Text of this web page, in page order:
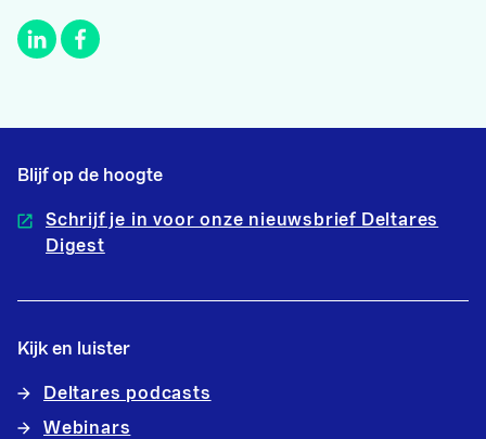
Blijf op de hoogte
Schrijf je in voor onze nieuwsbrief Deltares
Digest
Kijk en luister
Deltares podcasts
Webinars